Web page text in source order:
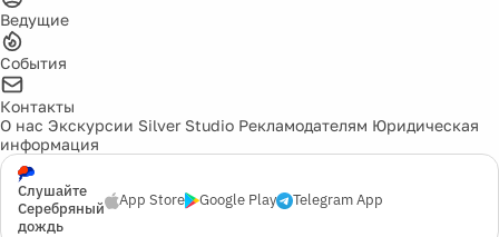
Ведущие
События
Контакты
О нас Экскурсии Silver Studio Рекламодателям Юридическая
информация
Слушайте
Серебряный
дождь
App Store Google Play Telegram App